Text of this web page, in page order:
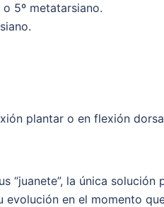
5º metatarsiano.
plantar o en flexión
“juanete”, la única
en el momento